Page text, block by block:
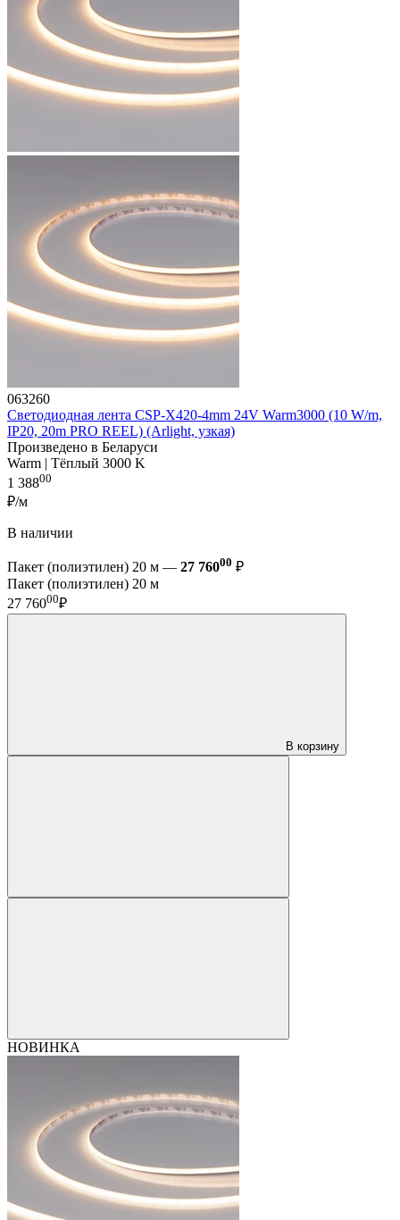
063260
Светодиодная лента CSP-X420-4mm 24V Warm3000 (10 W/m,
IP20, 20m PRO REEL) (Arlight, узкая)
Произведено в Беларуси
Warm | Тёплый 3000 K
1 38800
₽/м
В наличии
Пакет (полиэтилен) 20 м — 27 76000 ₽
Пакет (полиэтилен) 20 м
27 76000₽
В корзину
НОВИНКА